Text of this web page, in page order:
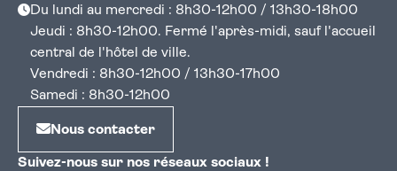
Du lundi au mercredi : 8h30-12h00 / 13h30-18h00
Jeudi : 8h30-12h00. Fermé l'après-midi, sauf l'accueil
central de l'hôtel de ville.
Vendredi : 8h30-12h00 / 13h30-17h00
Samedi : 8h30-12h00
Nous contacter
Suivez-nous sur nos réseaux sociaux !